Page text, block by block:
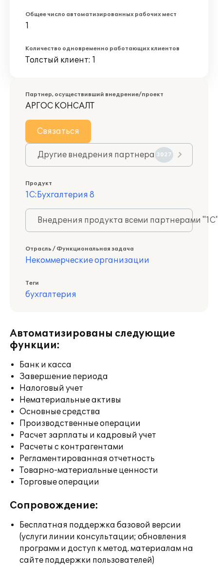
Общее число автоматизированных рабочих мест
1
Количество одновременно работающих клиентов
Толстый клиент: 1
Партнер, осуществивший внедрение/проект
АРГОС КОНСАЛТ
Связаться
Другие внедрения партнера 3027
Продукт
1С:Бухгалтерия 8
Внедрения продукта всеми партнерами
Отрасль / Функциональная задача
Некоммерческие организации
Теги
бухгалтерия
Автоматизированы следующие
функции:
Банк и касса
Завершение периода
Налоговый учет
Нематериальные активы
Основные средства
Производственные операции
Расчет зарплаты и кадровый учет
Расчеты с контрагентами
Регламентированная отчетность
Товарно-материальные ценности
Торговые операции
Сопровождение:
Бесплатная поддержка базовой версии
(услуги линии консультации; обновления
программ и доступ к метод. материалам на
сайте поддержки пользователей)